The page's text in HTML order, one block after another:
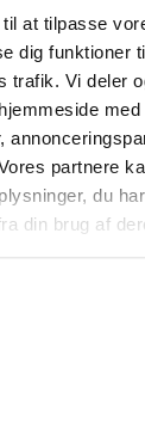
at tilpasse
dig funktioner
trafik. Vi deler
partnere
du
din brug af
*